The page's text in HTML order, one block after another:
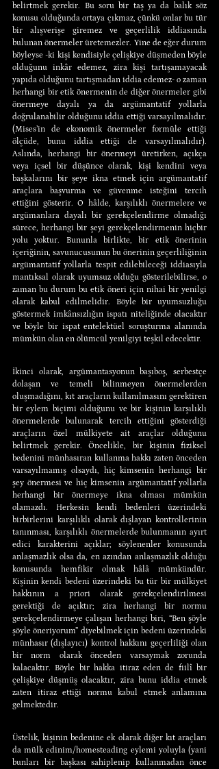
belirtmek gerekir. Bu soru bir taş ya da balık söz
konusu olduğunda ortaya çıkmaz, çünkü onlar bu tür
bir alışverişe giremez ve geçerlilik iddiasında
bulunan önermeler üretemezler. Yine de eğer durum
böyleyse -ki kişi kendisiyle çelişkiye düşmeden böyle
olduğunu inkâr edemez, zira kişi tartışamayacak
yapıda olduğunu tartışmadan iddia edemez- o zaman
herhangi bir etik önermenin de diğer önermeler gibi
önermeye dayalı ya da argümantatif yollarla
doğrulanabilir olduğunu iddia ettiği varsayılmalıdır.
(Mises’in de ekonomik önermeler formüle ettiği
ölçüde, bunu iddia ettiği de varsayılmalıdır).
Aslında, herhangi bir önermeyi üretirken, açıkça
veya içsel bir düşünce olarak, kişi kendini veya
başkalarını bir şeye ikna etmek için argümantatif
araçlara başvurma ve güvenme isteğini tercih
ettiğini gösterir. O hâlde, karşılıklı önermelere ve
argümanlara dayalı bir gerekçelendirme olmadığı
sürece, herhangi bir şeyi gerekçelendirmenin hiçbir
yolu yoktur. Bununla birlikte, bir etik önerinin
içeriğinin, savunucusunun bu önerinin geçerliliğinin
argümantatif yollarla tespit edilebileceği iddiasıyla
mantıksal olarak uyumsuz olduğu gösterilebilirse, o
zaman bu durum bu etik öneri için nihai bir yenilgi
olarak kabul edilmelidir. Böyle bir uyumsuzluğu
göstermek imkânsızlığın ispatı niteliğinde olacaktır
ve böyle bir ispat entelektüel soruşturma alanında
mümkün olan en ölümcül yenilgiyi teşkil edecektir.
İkinci olarak, argümantasyonun başıboş, serbestçe
dolaşan ve temeli bilinmeyen önermelerden
oluşmadığını, kıt araçların kullanılmasını gerektiren
bir eylem biçimi olduğunu ve bir kişinin karşılıklı
önermelerde bulunarak tercih ettiğini gösterdiği
araçların özel mülkiyete ait araçlar olduğunu
belirtmek gerekir. Öncelikle, bir kişinin fiziksel
bedenini münhasıran kullanma hakkı zaten önceden
varsayılmamış olsaydı, hiç kimsenin herhangi bir
şey önermesi ve hiç kimsenin argümantatif yollarla
herhangi bir önermeye ikna olması mümkün
olamazdı. Herkesin kendi bedenleri üzerindeki
birbirlerini karşılıklı olarak dışlayan kontrollerinin
tanınması, karşılıklı önermelerde bulunmanın ayırt
edici karakterini açıklar; söylenenler konusunda
anlaşmazlık olsa da, en azından anlaşmazlık olduğu
konusunda hemfikir olmak hâlâ mümkündür.
Kişinin kendi bedeni üzerindeki bu tür bir mülkiyet
hakkının a priori olarak gerekçelendirilmesi
gerektiği de açıktır; zira herhangi bir normu
gerekçelendirmeye çalışan herhangi biri, “Ben şöyle
şöyle öneriyorum” diyebilmek için bedeni üzerindeki
münhasır (dışlayıcı) kontrol hakkını geçerliliği olan
bir norm olarak önceden varsaymak zorunda
kalacaktır. Böyle bir hakka itiraz eden de fiilî bir
çelişkiye düşmüş olacaktır, zira bunu iddia etmek
zaten itiraz ettiği normu kabul etmek anlamına
gelmektedir.
Üstelik, kişinin bedenine ek olarak diğer kıt araçları
da mülk edinim/homesteading eylemi yoluyla (yani
bunları bir başkası sahiplenip kullanmadan önce